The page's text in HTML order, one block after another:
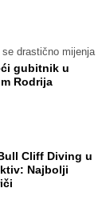
drastično mijenja
gubitnik u
Rodrija
Cliff Diving u
Najbolji